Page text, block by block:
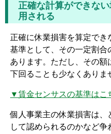
正確な計算ができな
用される
正確に休業損害を算定でき
基準として、その一定割合
あります。ただし、その
下回ることも少なくありま
▼賃金センサスの基準はこ
個人事業主の休業損害は、
して認められるのかなど